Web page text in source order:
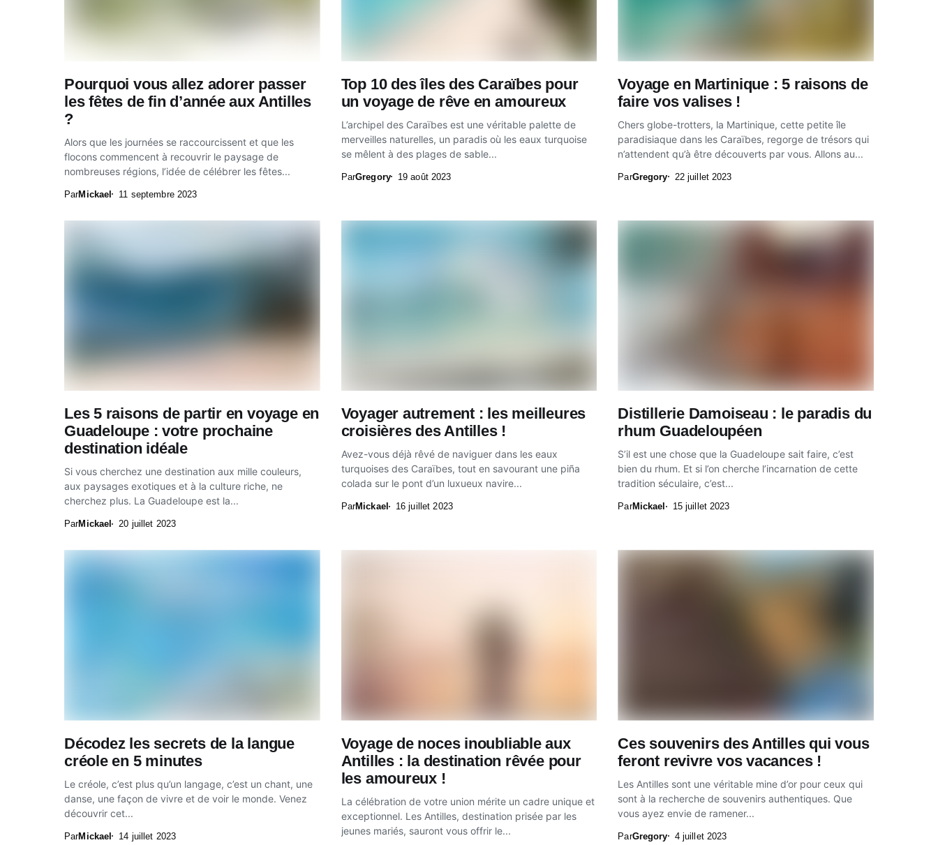
Pourquoi vous allez adorer passer
les fêtes de fin d’année aux Antilles
?
Alors que les journées se raccourcissent et que les
flocons commencent à recouvrir le paysage de
nombreuses régions, l’idée de célébrer les fêtes...
ParMickael 11 septembre 2023
Top 10 des îles des Caraïbes pour
un voyage de rêve en amoureux
L’archipel des Caraïbes est une véritable palette de
merveilles naturelles, un paradis où les eaux turquoise
se mêlent à des plages de sable...
ParGregory 19 août 2023
Voyage en Martinique : 5 raisons de
faire vos valises !
Chers globe-trotters, la Martinique, cette petite île
paradisiaque dans les Caraïbes, regorge de trésors qui
n’attendent qu’à être découverts par vous. Allons au...
ParGregory 22 juillet 2023
Les 5 raisons de partir en voyage en
Guadeloupe : votre prochaine
destination idéale
Si vous cherchez une destination aux mille couleurs,
aux paysages exotiques et à la culture riche, ne
cherchez plus. La Guadeloupe est la...
ParMickael 20 juillet 2023
Voyager autrement : les meilleures
croisières des Antilles !
Avez-vous déjà rêvé de naviguer dans les eaux
turquoises des Caraïbes, tout en savourant une piña
colada sur le pont d’un luxueux navire...
ParMickael 16 juillet 2023
Distillerie Damoiseau : le paradis du
rhum Guadeloupéen
S’il est une chose que la Guadeloupe sait faire, c’est
bien du rhum. Et si l’on cherche l’incarnation de cette
tradition séculaire, c’est...
ParMickael 15 juillet 2023
Décodez les secrets de la langue
créole en 5 minutes
Le créole, c’est plus qu’un langage, c’est un chant, une
danse, une façon de vivre et de voir le monde. Venez
découvrir cet...
ParMickael 14 juillet 2023
Voyage de noces inoubliable aux
Antilles : la destination rêvée pour
les amoureux !
La célébration de votre union mérite un cadre unique et
exceptionnel. Les Antilles, destination prisée par les
jeunes mariés, sauront vous offrir le...
Ces souvenirs des Antilles qui vous
feront revivre vos vacances !
Les Antilles sont une véritable mine d’or pour ceux qui
sont à la recherche de souvenirs authentiques. Que
vous ayez envie de ramener...
ParGregory 4 juillet 2023